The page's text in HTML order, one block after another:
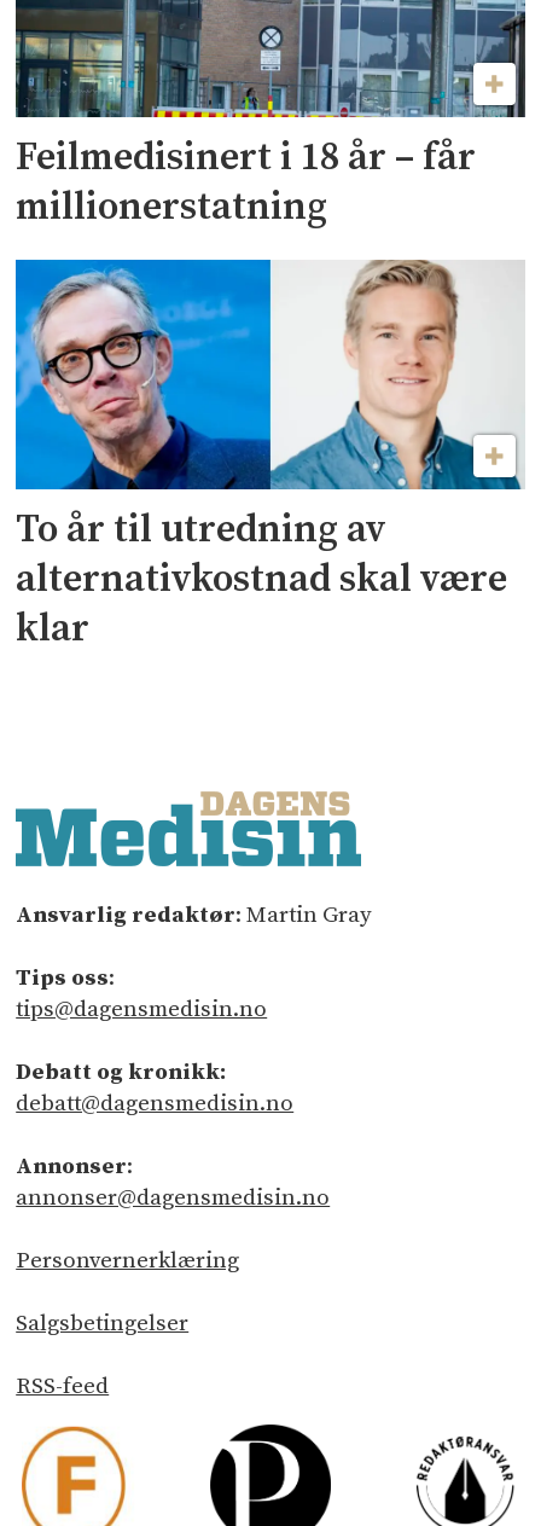
Feilmedisinert i 18 år – får
millionerstatning
To år til utredning av
alternativkostnad skal være
klar
Ansvarlig redaktør: Martin Gray
Tips oss:
tips@dagensmedisin.no
Debatt og kronikk:
debatt@dagensmedisin.no
Annonser:
annonser@dagensmedisin.no
Personvernerklæring
Salgsbetingelser
RSS-feed